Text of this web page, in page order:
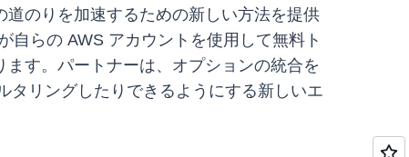
のりを加速するための新しい方法を提供
自らの AWS アカウントを使用して無料ト
す。パートナーは、オプションの統合を
タリングしたりできるようにする新しいエ